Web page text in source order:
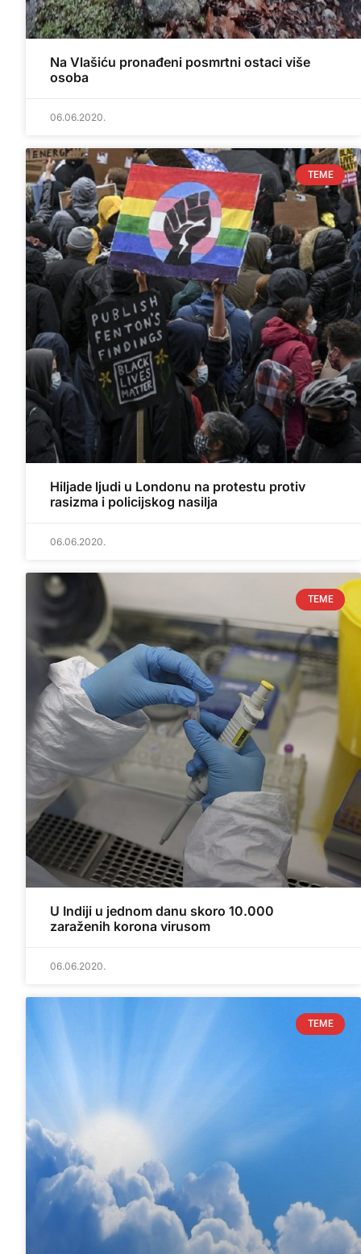
Na Vlašiću pronađeni posmrtni ostaci više
osoba
06.06.2020.
TEME
Hiljade ljudi u Londonu na protestu protiv
rasizma i policijskog nasilja
06.06.2020.
TEME
U Indiji u jednom danu skoro 10.000
zaraženih korona virusom
06.06.2020.
TEME